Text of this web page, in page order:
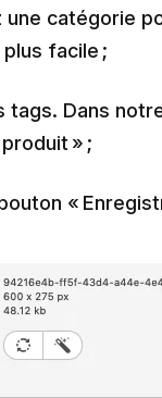
une catégorie
facile ;
tags. Dans
» ;
«